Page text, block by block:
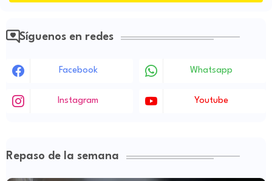
Síguenos en redes
Facebook Whatsapp
Instagram Youtube
Repaso de la semana